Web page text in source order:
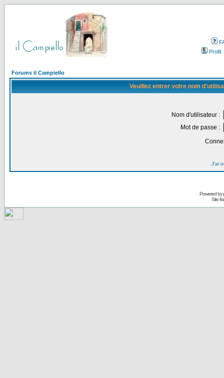
Profil
Forums il Campiello
Veuillez entrer votre nom
Nom d'utilisateur :
Mot de passe :
J'ai
Powered by
Site